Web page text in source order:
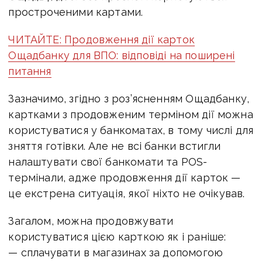
простроченими картами.
ЧИТАЙТЕ: Продовження дії карток
Ощадбанку для ВПО: відповіді на поширені
питання
Зазначимо, згідно з роз’ясненням Ощадбанку,
картками з продовженим терміном дії можна
користуватися у банкоматах, в тому числі для
зняття готівки. Але не всі банки встигли
налаштувати свої банкомати та POS-
термінали, адже продовження дії карток —
це екстрена ситуація, якої ніхто не очікував.
Загалом, можна продовжувати
користуватися цією карткою як і раніше:
— сплачувати в магазинах за допомогою